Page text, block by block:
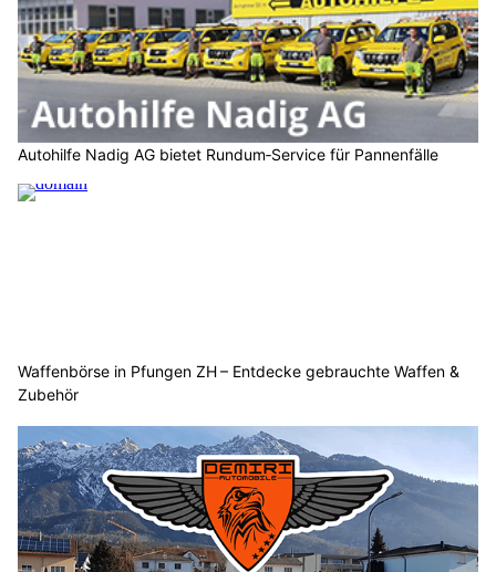
Autohilfe Nadig AG bietet Rundum‑Service für Pannenfälle
Waffenbörse in Pfungen ZH – Entdecke gebrauchte Waffen &
Zubehör